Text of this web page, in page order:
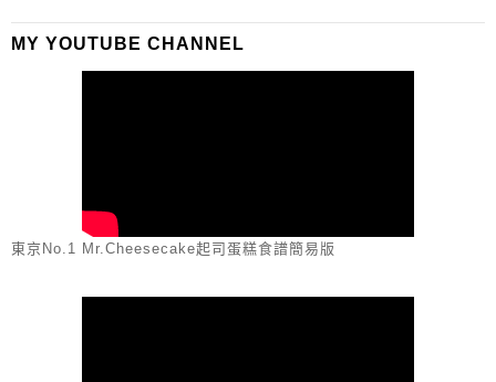
MY YOUTUBE CHANNEL
東京No.1 Mr.Cheesecake起司蛋糕食譜簡易版